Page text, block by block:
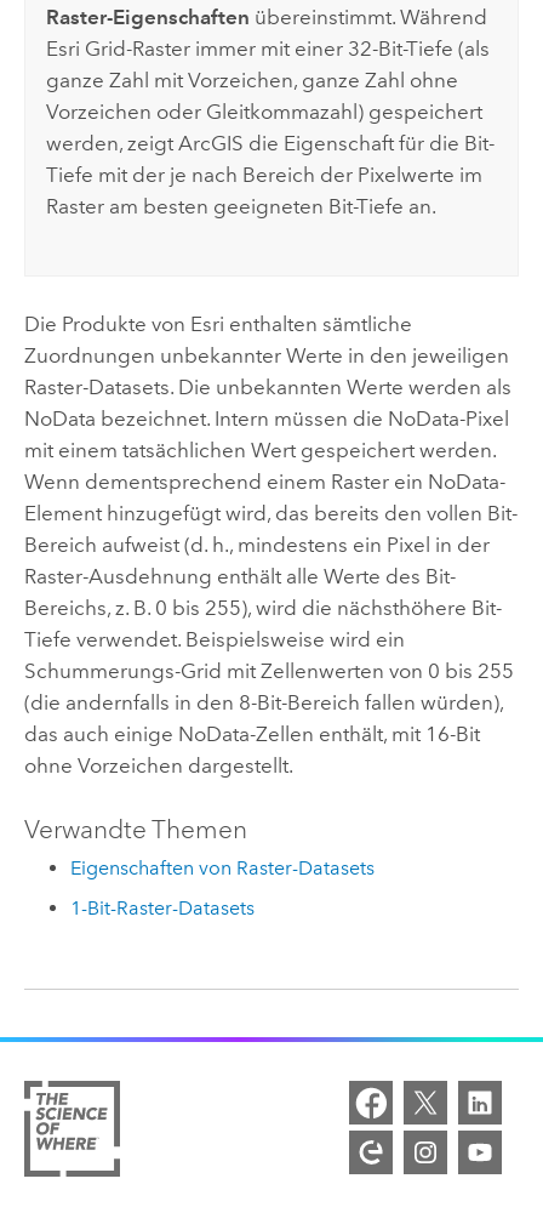
Raster-Eigenschaften übereinstimmt. Während
Esri Grid-Raster immer mit einer 32-Bit-Tiefe (als
ganze Zahl mit Vorzeichen, ganze Zahl ohne
Vorzeichen oder Gleitkommazahl) gespeichert
werden, zeigt ArcGIS die Eigenschaft für die Bit-
Tiefe mit der je nach Bereich der Pixelwerte im
Raster am besten geeigneten Bit-Tiefe an.
Die Produkte von Esri enthalten sämtliche
Zuordnungen unbekannter Werte in den jeweiligen
Raster-Datasets. Die unbekannten Werte werden als
NoData bezeichnet. Intern müssen die NoData-Pixel
mit einem tatsächlichen Wert gespeichert werden.
Wenn dementsprechend einem Raster ein NoData-
Element hinzugefügt wird, das bereits den vollen Bit-
Bereich aufweist (d. h., mindestens ein Pixel in der
Raster-Ausdehnung enthält alle Werte des Bit-
Bereichs, z. B. 0 bis 255), wird die nächsthöhere Bit-
Tiefe verwendet. Beispielsweise wird ein
Schummerungs-Grid mit Zellenwerten von 0 bis 255
(die andernfalls in den 8-Bit-Bereich fallen würden),
das auch einige NoData-Zellen enthält, mit 16-Bit
ohne Vorzeichen dargestellt.
Verwandte Themen
Eigenschaften von Raster-Datasets
1-Bit-Raster-Datasets